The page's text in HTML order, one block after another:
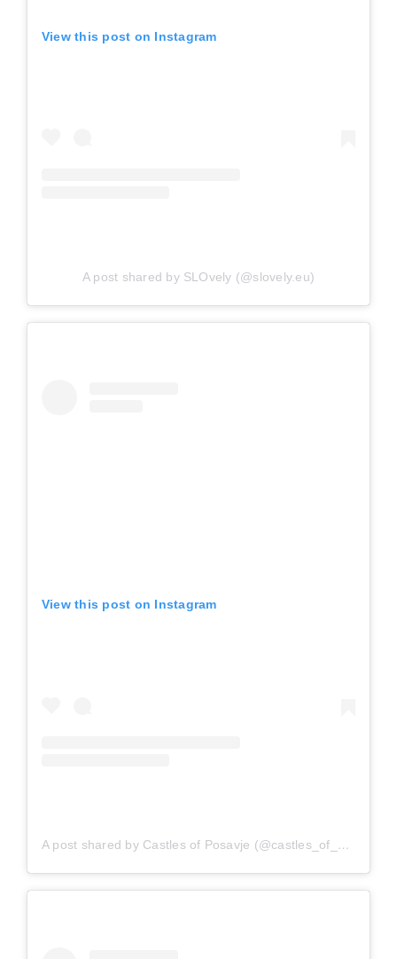
View this post on Instagram
A post shared by SLOvely (@slovely.eu)
View this post on Instagram
A post shared by Castles of Posavje (@castles_of_posavje)